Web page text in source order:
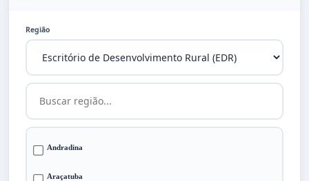
Região
Andradina
Araçatuba